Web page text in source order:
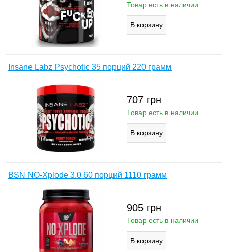
Товар есть в наличии
Insane Labz Psychotic 35 порций 220 грамм
707 грн
Товар есть в наличии
BSN NO-Xplode 3.0 60 порций 1110 грамм
905 грн
Товар есть в наличии